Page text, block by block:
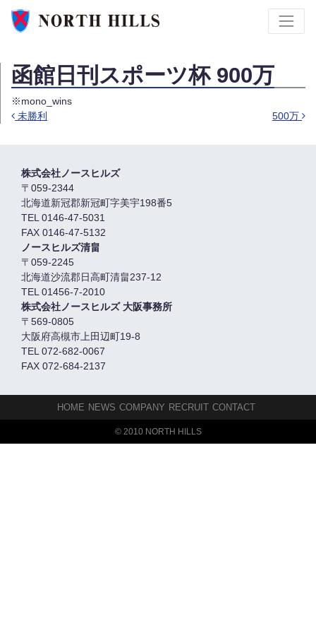
函館日刊スポーツ杯 900万
※mono_wins
未勝利 500万
株式会社ノースヒルズ
〒059-2344
北海道新冠郡新冠町字美宇198番5
TEL 0146-47-5031
FAX 0146-47-5132
ノースヒルズ清畠
〒059-2245
北海道沙流郡日高町清畠237-12
TEL 01456-7-2010
株式会社ノースヒルズ 大阪事務所
〒569-0805
大阪府高槻市上田辺町19-8
TEL 072-682-0067
FAX 072-684-2137
HOME NEWS COMPANY RECRUIT CONTACT
© 2010 NORTH HILLS